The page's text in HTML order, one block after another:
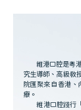
維港口腔是粵
究生導師、高級教
院匯聚來自香港
療。
維港口腔踐行